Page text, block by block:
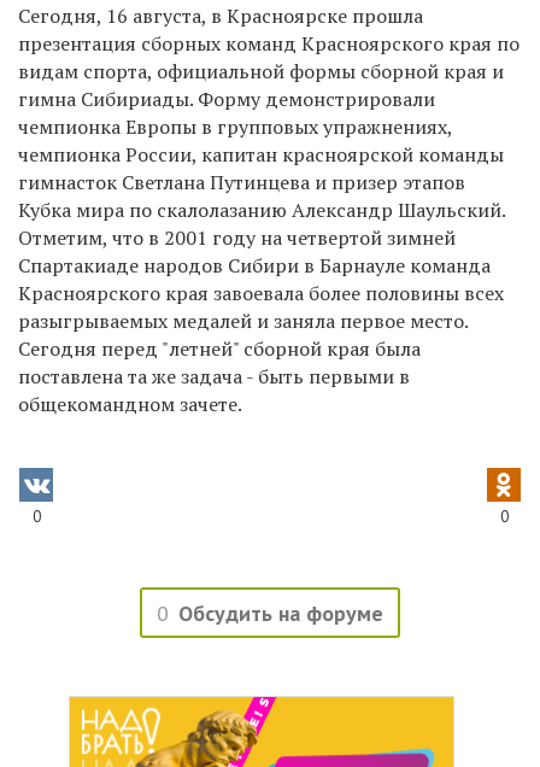
Сегодня, 16 августа, в Красноярске прошла
презентация сборных команд Красноярского края по
видам спорта, официальной формы сборной края и
гимна Сибириады. Форму демонстрировали
чемпионка Европы в групповых упражнениях,
чемпионка России, капитан красноярской команды
гимнасток Светлана Путинцева и призер этапов
Кубка мира по скалолазанию Александр Шаульский.
Отметим, что в 2001 году на четвертой зимней
Спартакиаде народов Сибири в Барнауле команда
Красноярского края завоевала более половины всех
разыгрываемых медалей и заняла первое место.
Сегодня перед "летней" сборной края была
поставлена та же задача - быть первыми в
общекомандном зачете.
0 0
0 Обсудить на форуме